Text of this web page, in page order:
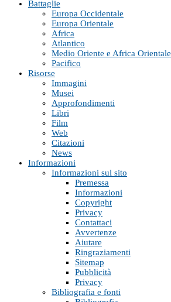
Battaglie
Europa Occidentale
Europa Orientale
Africa
Atlantico
Medio Oriente e Africa Orientale
Pacifico
Risorse
Immagini
Musei
Approfondimenti
Libri
Film
Web
Citazioni
News
Informazioni
Informazioni sul sito
Premessa
Informazioni
Copyright
Privacy
Contattaci
Avvertenze
Aiutare
Ringraziamenti
Sitemap
Pubblicità
Privacy
Bibliografia e fonti